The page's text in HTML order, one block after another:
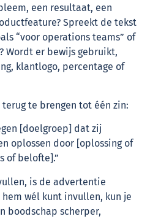
een resultaat, een
Spreekt de tekst
“voor operations teams” of
Wordt er bewijs gebruikt,
klantlogo, percentage of
te brengen tot één zin:
[doelgroep] dat zij
oplossen door [oplossing of
of belofte].”
is de advertentie
wél kunt invullen, kun je
boodschap scherper,